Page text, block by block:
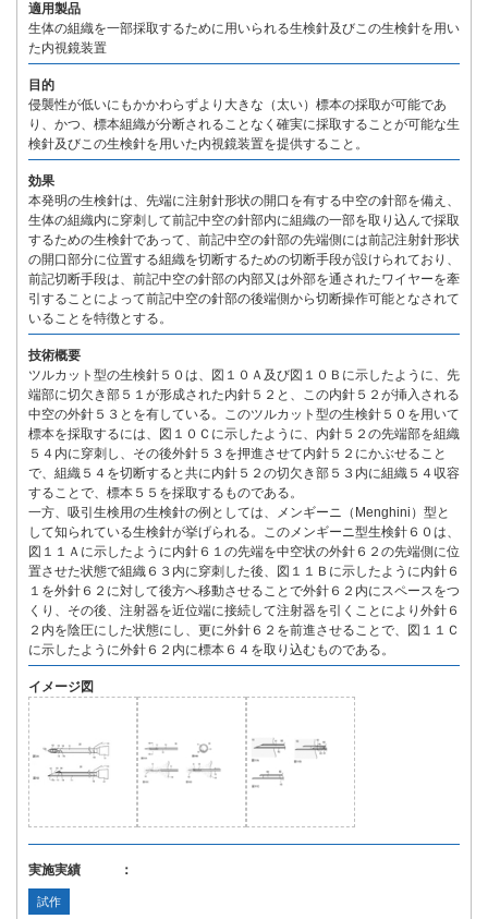
適用製品
生体の組織を一部採取するために用いられる生検針及びこの生検針を用い
た内視鏡装置
目的
侵襲性が低いにもかかわらずより大きな（太い）標本の採取が可能であ
り、かつ、標本組織が分断されることなく確実に採取することが可能な生
検針及びこの生検針を用いた内視鏡装置を提供すること。
効果
本発明の生検針は、先端に注射針形状の開口を有する中空の針部を備え、
生体の組織内に穿刺して前記中空の針部内に組織の一部を取り込んで採取
するための生検針であって、前記中空の針部の先端側には前記注射針形状
の開口部分に位置する組織を切断するための切断手段が設けられており、
前記切断手段は、前記中空の針部の内部又は外部を通されたワイヤーを牽
引することによって前記中空の針部の後端側から切断操作可能となされて
いることを特徴とする。
技術概要
ツルカット型の生検針５０は、図１０Ａ及び図１０Ｂに示したように、先
端部に切欠き部５１が形成された内針５２と、この内針５２が挿入される
中空の外針５３とを有している。このツルカット型の生検針５０を用いて
標本を採取するには、図１０Ｃに示したように、内針５２の先端部を組織
５４内に穿刺し、その後外針５３を押進させて内針５２にかぶせること
で、組織５４を切断すると共に内針５２の切欠き部５３内に組織５４収容
することで、標本５５を採取するものである。
一方、吸引生検用の生検針の例としては、メンギーニ（Menghini）型と
して知られている生検針が挙げられる。このメンギーニ型生検針６０は、
図１１Ａに示したように内針６１の先端を中空状の外針６２の先端側に位
置させた状態で組織６３内に穿刺した後、図１１Ｂに示したように内針６
１を外針６２に対して後方へ移動させることで外針６２内にスペースをつ
くり、その後、注射器を近位端に接続して注射器を引くことにより外針６
２内を陰圧にした状態にし、更に外針６２を前進させることで、図１１Ｃ
に示したように外針６２内に標本６４を取り込むものである。
イメージ図
実施実績 ：
試作